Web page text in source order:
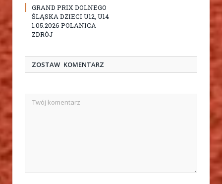
GRAND PRIX DOLNEGO
ŚLĄSKA DZIECI U12, U14
1.05.2026 POLANICA
ZDRÓJ
ZOSTAW KOMENTARZ